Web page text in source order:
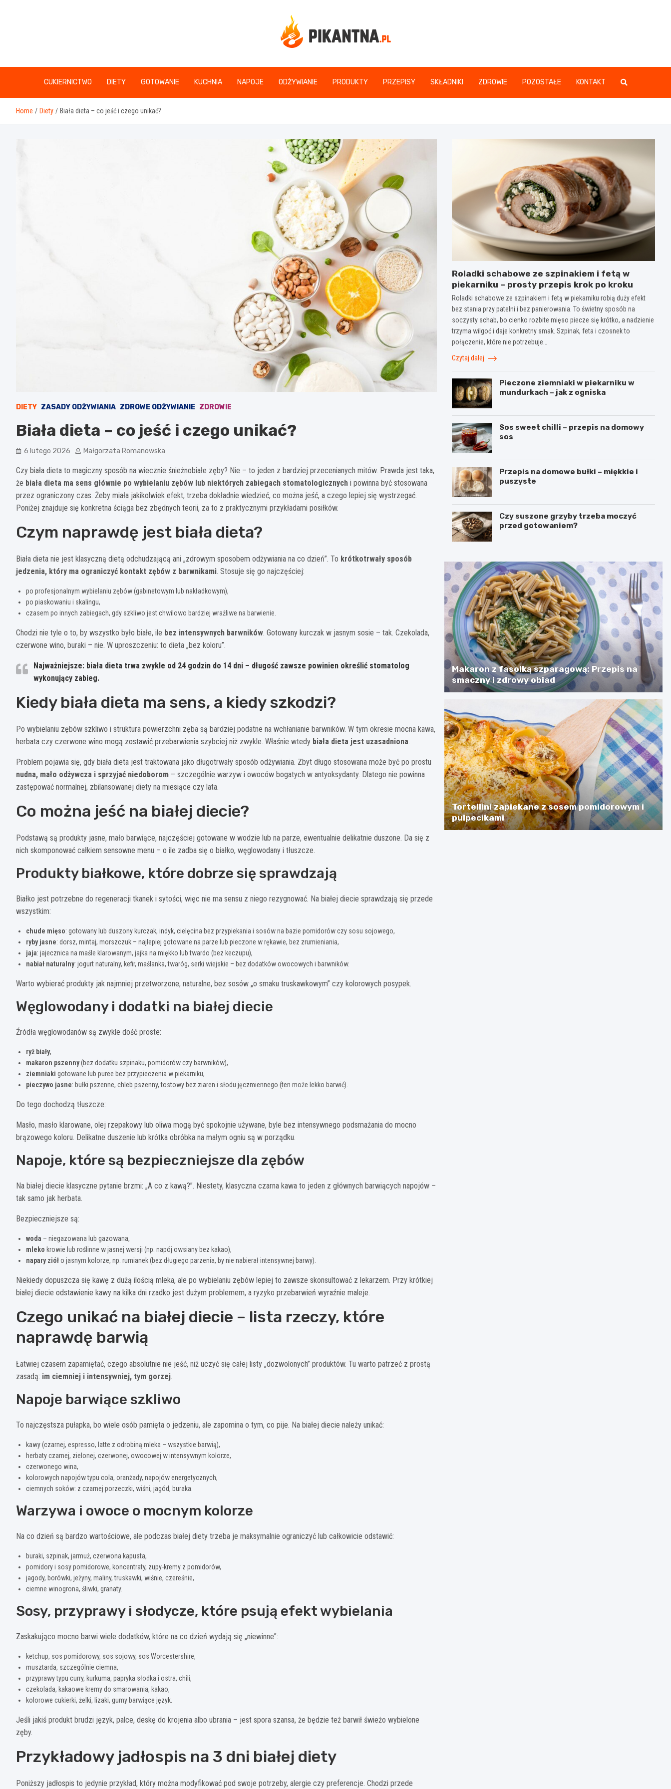
www.pikantna.pl
CUKIERNICTWO DIETY GOTOWANIE KUCHNIA NAPOJE ODŻYWIANIE PRODUKTY PRZEPISY SKŁADNIKI ZDROWIE POZOSTAŁE KONTAKT
Home Diety Biała dieta – co jeść i czego unikać?
DIETY ZASADY ODŻYWIANIA ZDROWE ODŻYWIANIE ZDROWIE
Biała dieta – co jeść i czego unikać?
6 lutego 2026 Małgorzata Romanowska
Czy biała dieta to magiczny sposób na wiecznie śnieżnobiałe zęby? Nie – to jeden z bardziej przecenianych mitów. Prawda jest taka,
że biała dieta ma sens głównie po wybielaniu zębów lub niektórych zabiegach stomatologicznych i powinna być stosowana
przez ograniczony czas. Żeby miała jakikolwiek efekt, trzeba dokładnie wiedzieć, co można jeść, a czego lepiej się wystrzegać.
Poniżej znajduje się konkretna ściąga bez zbędnych teorii, za to z praktycznymi przykładami posiłków.
Czym naprawdę jest biała dieta?
Biała dieta nie jest klasyczną dietą odchudzającą ani „zdrowym sposobem odżywiania na co dzień”. To krótkotrwały sposób
jedzenia, który ma ograniczyć kontakt zębów z barwnikami. Stosuje się go najczęściej:
po profesjonalnym wybielaniu zębów (gabinetowym lub nakładkowym),
po piaskowaniu i skalingu,
czasem po innych zabiegach, gdy szkliwo jest chwilowo bardziej wrażliwe na barwienie.
Chodzi nie tyle o to, by wszystko było białe, ile bez intensywnych barwników. Gotowany kurczak w jasnym sosie – tak. Czekolada,
czerwone wino, buraki – nie. W uproszczeniu: to dieta „bez koloru”.
Najważniejsze: biała dieta trwa zwykle od 24 godzin do 14 dni – długość zawsze powinien określić stomatolog
wykonujący zabieg.
Kiedy biała dieta ma sens, a kiedy szkodzi?
Po wybielaniu zębów szkliwo i struktura powierzchni zęba są bardziej podatne na wchłanianie barwników. W tym okresie mocna kawa,
herbata czy czerwone wino mogą zostawić przebarwienia szybciej niż zwykle. Właśnie wtedy biała dieta jest uzasadniona.
Problem pojawia się, gdy biała dieta jest traktowana jako długotrwały sposób odżywiania. Zbyt długo stosowana może być po prostu
nudna, mało odżywcza i sprzyjać niedoborom – szczególnie warzyw i owoców bogatych w antyoksydanty. Dlatego nie powinna
zastępować normalnej, zbilansowanej diety na miesiące czy lata.
Co można jeść na białej diecie?
Podstawą są produkty jasne, mało barwiące, najczęściej gotowane w wodzie lub na parze, ewentualnie delikatnie duszone. Da się z
nich skomponować całkiem sensowne menu – o ile zadba się o białko, węglowodany i tłuszcze.
Produkty białkowe, które dobrze się sprawdzają
Białko jest potrzebne do regeneracji tkanek i sytości, więc nie ma sensu z niego rezygnować. Na białej diecie sprawdzają się przede
wszystkim:
chude mięso: gotowany lub duszony kurczak, indyk, cielęcina bez przypiekania i sosów na bazie pomidorów czy sosu sojowego,
ryby jasne: dorsz, mintaj, morszczuk – najlepiej gotowane na parze lub pieczone w rękawie, bez zrumieniania,
jaja: jajecznica na maśle klarowanym, jajka na miękko lub twardo (bez keczupu),
nabiał naturalny: jogurt naturalny, kefir, maślanka, twaróg, serki wiejskie – bez dodatków owocowych i barwników.
Warto wybierać produkty jak najmniej przetworzone, naturalne, bez sosów „o smaku truskawkowym” czy kolorowych posypek.
Węglowodany i dodatki na białej diecie
Źródła węglowodanów są zwykle dość proste:
ryż biały,
makaron pszenny(bez dodatku szpinaku, pomidorów czy barwników),
ziemniaki gotowane lub puree bez przypieczenia w piekarniku,
pieczywo jasne: bułki pszenne, chleb pszenny, tostowy bez ziaren i słodu jęczmiennego (ten może lekko barwić).
Do tego dochodzą tłuszcze:
Masło, masło klarowane, olej rzepakowy lub oliwa mogą być spokojnie używane, byle bez intensywnego podsmażania do mocno
brązowego koloru. Delikatne duszenie lub krótka obróbka na małym ogniu są w porządku.
Napoje, które są bezpieczniejsze dla zębów
Na białej diecie klasyczne pytanie brzmi: „A co z kawą?”. Niestety, klasyczna czarna kawa to jeden z głównych barwiących napojów –
tak samo jak herbata.
Bezpieczniejsze są:
woda – niegazowana lub gazowana,
mleko krowie lub roślinne w jasnej wersji (np. napój owsiany bez kakao),
napary zióło jasnym kolorze, np. rumianek (bez długiego parzenia, by nie nabierał intensywnej barwy).
Niekiedy dopuszcza się kawę z dużą ilością mleka, ale po wybielaniu zębów lepiej to zawsze skonsultować z lekarzem. Przy krótkiej
białej diecie odstawienie kawy na kilka dni rzadko jest dużym problemem, a ryzyko przebarwień wyraźnie maleje.
Czego unikać na białej diecie – lista rzeczy, które
naprawdę barwią
Łatwiej czasem zapamiętać, czego absolutnie nie jeść, niż uczyć się całej listy „dozwolonych” produktów. Tu warto patrzeć z prostą
zasadą: im ciemniej i intensywniej, tym gorzej.
Napoje barwiące szkliwo
To najczęstsza pułapka, bo wiele osób pamięta o jedzeniu, ale zapomina o tym, co pije. Na białej diecie należy unikać:
kawy (czarnej, espresso, latte z odrobiną mleka – wszystkie barwią),
herbaty czarnej, zielonej, czerwonej, owocowej w intensywnym kolorze,
czerwonego wina,
kolorowych napojów typu cola, oranżady, napojów energetycznych,
ciemnych soków: z czarnej porzeczki, wiśni, jagód, buraka.
Warzywa i owoce o mocnym kolorze
Na co dzień są bardzo wartościowe, ale podczas białej diety trzeba je maksymalnie ograniczyć lub całkowicie odstawić:
buraki, szpinak, jarmuż, czerwona kapusta,
pomidory i sosy pomidorowe, koncentraty, zupy-kremy z pomidorów,
jagody, borówki, jeżyny, maliny, truskawki, wiśnie, czereśnie,
ciemne winogrona, śliwki, granaty.
Sosy, przyprawy i słodycze, które psują efekt wybielania
Zaskakująco mocno barwi wiele dodatków, które na co dzień wydają się „niewinne”:
ketchup, sos pomidorowy, sos sojowy, sos Worcestershire,
musztarda, szczególnie ciemna,
przyprawy typu curry, kurkuma, papryka słodka i ostra, chili,
czekolada, kakaowe kremy do smarowania, kakao,
kolorowe cukierki, żelki, lizaki, gumy barwiące język.
Jeśli jakiś produkt brudzi język, palce, deskę do krojenia albo ubrania – jest spora szansa, że będzie też barwił świeżo wybielone
zęby.
Przykładowy jadłospis na 3 dni białej diety
Poniższy jadłospis to jedynie przykład, który można modyfikować pod swoje potrzeby, alergie czy preferencje. Chodzi przede
Roladki schabowe ze szpinakiem i fetą w
piekarniku – prosty przepis krok po kroku
Roladki schabowe ze szpinakiem i fetą w piekarniku robią duży efekt
bez stania przy patelni i bez panierowania. To świetny sposób na
soczysty schab, bo cienko rozbite mięso piecze się krótko, a nadzienie
trzyma wilgoć i daje konkretny smak. Szpinak, feta i czosnek to
połączenie, które nie potrzebuje…
Czytaj dalej
Pieczone ziemniaki w piekarniku w
mundurkach – jak z ogniska
Sos sweet chilli – przepis na domowy
sos
Przepis na domowe bułki – miękkie i
puszyste
Czy suszone grzyby trzeba moczyć
przed gotowaniem?
Makaron z fasolką szparagową: Przepis na
smaczny i zdrowy obiad
Tortellini zapiekane z sosem pomidorowym i
pulpecikami